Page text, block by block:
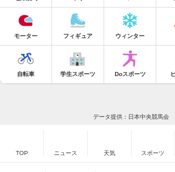
モーター フィギュア ウィンター
自転車 学生スポーツ Doスポーツ
データ提供：日本中央競馬会
TOP ニュース 天気 スポーツ